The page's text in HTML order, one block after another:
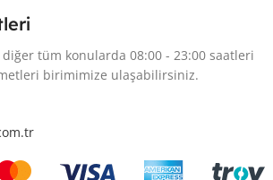
diğer tüm konularda 08:00 - 23:00 saatleri
birimimize ulaşabilirsiniz.